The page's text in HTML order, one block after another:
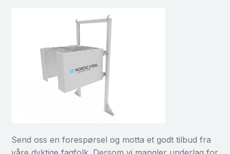
Send oss en forespørsel og motta et godt tilbud fra